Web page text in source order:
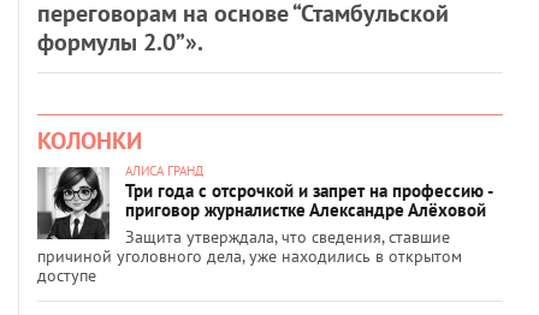
переговорам на основе “Стамбульской
формулы 2.0”».
КОЛОНКИ
АЛИСА ГРАНД
Три года с отсрочкой и запрет на профессию -
приговор журналистке Александре Алёховой
Защита утверждала, что сведения, ставшие
причиной уголовного дела, уже находились в открытом
доступе